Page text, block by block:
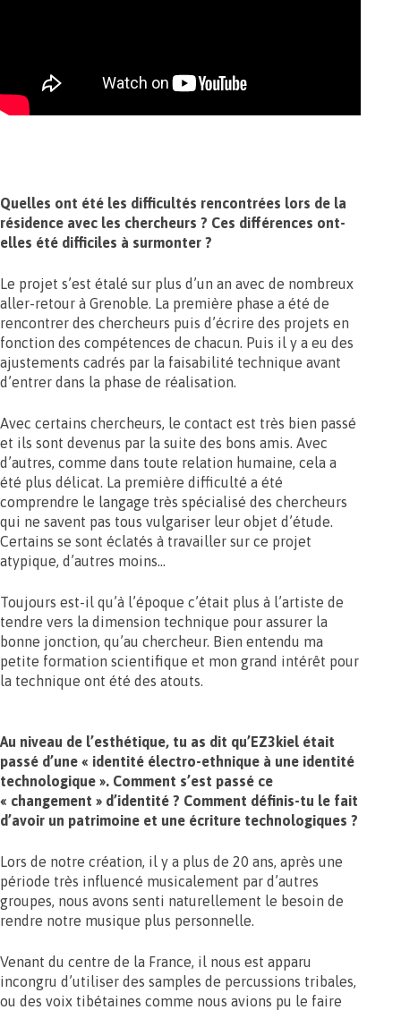
Quelles ont été les difficultés rencontrées lors de la
résidence avec les chercheurs ? Ces différences ont-
elles été difficiles à surmonter ?
Le projet s’est étalé sur plus d’un an avec de nombreux
aller-retour à Grenoble. La première phase a été de
rencontrer des chercheurs puis d’écrire des projets en
fonction des compétences de chacun. Puis il y a eu des
ajustements cadrés par la faisabilité technique avant
d’entrer dans la phase de réalisation.
Avec certains chercheurs, le contact est très bien passé
et ils sont devenus par la suite des bons amis. Avec
d’autres, comme dans toute relation humaine, cela a
été plus délicat. La première difficulté a été
comprendre le langage très spécialisé des chercheurs
qui ne savent pas tous vulgariser leur objet d’étude.
Certains se sont éclatés à travailler sur ce projet
atypique, d’autres moins…
Toujours est-il qu’à l’époque c’était plus à l’artiste de
tendre vers la dimension technique pour assurer la
bonne jonction, qu’au chercheur. Bien entendu ma
petite formation scientifique et mon grand intérêt pour
la technique ont été des atouts.
Au niveau de l’esthétique, tu as dit qu’EZ3kiel était
passé d’une « identité électro-ethnique à une identité
technologique ». Comment s’est passé ce
« changement » d’identité ? Comment définis-tu le fait
d’avoir un patrimoine et une écriture technologiques ?
Lors de notre création, il y a plus de 20 ans, après une
période très influencé musicalement par d’autres
groupes, nous avons senti naturellement le besoin de
rendre notre musique plus personnelle.
Venant du centre de la France, il nous est apparu
incongru d’utiliser des samples de percussions tribales,
ou des voix tibétaines comme nous avions pu le faire